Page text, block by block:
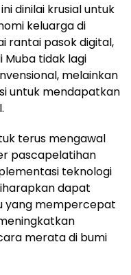
dinilai krusial untuk
keluarga di
rantai pasok digital,
Muba tidak lagi
melainkan
untuk mendapatkan
terus mengawal
pascapelatihan
teknologi
dapat
yang mempercepat
merata di bumi